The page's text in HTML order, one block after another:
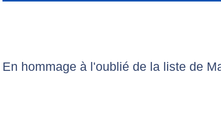
En hommage à l'oublié de la liste de